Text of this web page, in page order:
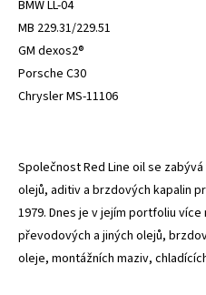
BMW LL-04
MB 229.31/229.51
GM dexos2®
Porsche C30
Chrysler MS-11106
Společnost Red Line oil se
olejů, aditiv a brzdových kapalin
1979. Dnes je v jejím portfoliu
převodových a jiných olejů,
oleje, montážních maziv,